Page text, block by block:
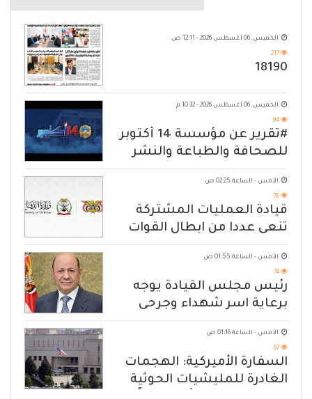
الخميس, 06 أغسطس 2026 - 12:11 ص
217
18190
الخميس, 06 أغسطس 2026 - 10:32 م
94
#تقرير عن مؤسسة 14 أكتوبر
للصحافة والطباعة والنشر
الأمس - الساعة 02:25 ص
78
قيادة العمليات المشتركة
تنعى عددا من ابطال القوات
المسلحة
الأمس - الساعة 01:55 ص
74
رئيس مجلس القيادة يوجه
برعاية اسر شهداء وجرحى
الهجوم الإرهابي الحوثي والرد
الحازم على مصدر التهديد
الأمس - الساعة 01:16 ص
67
السفارة الأميركية: الهجمات
الغادرة للمليشيات الحوثية